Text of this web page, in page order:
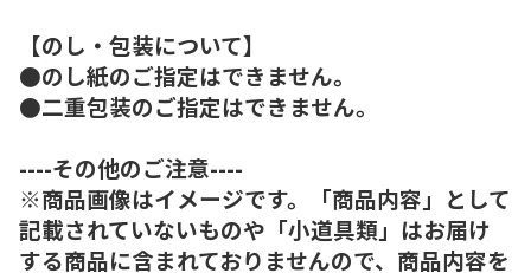
【のし・包装について】
●のし紙のご指定はできません。
●二重包装のご指定はできません。
----その他のご注意----
※商品画像はイメージです。「商品内容」として
記載されていないものや「小道具類」はお届け
する商品に含まれておりませんので、商品内容を